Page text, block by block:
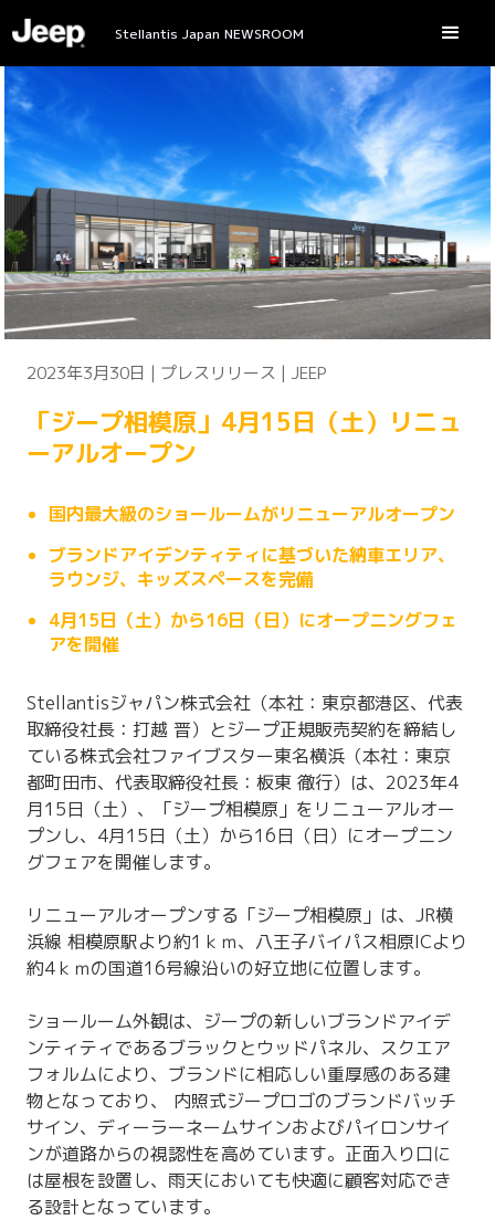
Stellantis Japan NEWSROOM
2023年3月30日 | プレスリリース | JEEP
「ジープ相模原」4月15日（土）リニュ
ーアルオープン
国内最大級のショールームがリニューアルオープン
ブランドアイデンティティに基づいた納車エリア、
ラウンジ、キッズスペースを完備
4月15日（土）から16日（日）にオープニングフェ
アを開催
Stellantisジャパン株式会社（本社：東京都港区、代表
取締役社⻑：打越 晋）とジープ正規販売契約を締結し
ている株式会社ファイブスター東名横浜（本社：東京
都町田市、代表取締役社長：板東 徹行）は、2023年4
⽉15⽇（土）、「ジープ相模原」をリニューアルオー
プンし、4月15日（土）から16日（日）にオープニン
グフェアを開催します。
リニューアルオープンする「ジープ相模原」は、JR横
浜線 相模原駅より約1ｋｍ、八王子バイパス相原ICより
約4ｋｍの国道16号線沿いの好立地に位置します。
ショールーム外観は、ジープの新しいブランドアイデ
ンティティであるブラックとウッドパネル、スクエア
フォルムにより、ブランドに相応しい重厚感のある建
物となっており、 内照式ジープロゴのブランドバッチ
サイン、ディーラーネームサインおよびパイロンサイ
ンが道路からの視認性を高めています。正面入り口に
は屋根を設置し、雨天においても快適に顧客対応でき
る設計となっています。